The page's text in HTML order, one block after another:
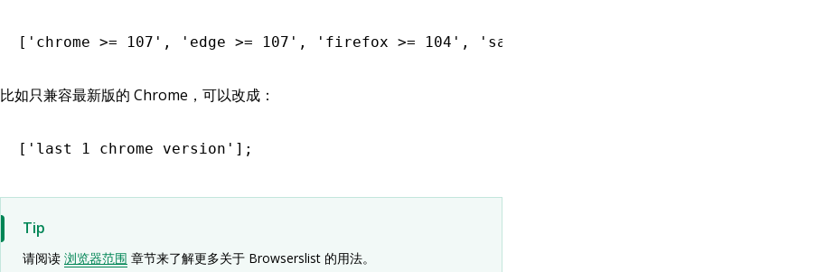
[ 'chrome >= 107' , 'edge >= 107' , 'firefox >= 104' , 'safari >= 16'
比如只兼容最新版的 Chrome，可以改成：
[ 'last 1 chrome version' ];
Tip
请阅读 浏览器范围 章节来了解更多关于 Browserslist 的用法。